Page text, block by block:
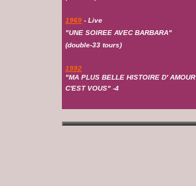
1969 - Live
"UNE SOIREE AVEC BARBARA"
(double-33 tours)
1992
"MA PLUS BELLE HISTOIRE D' AMOUR
C'EST VOUS" -4